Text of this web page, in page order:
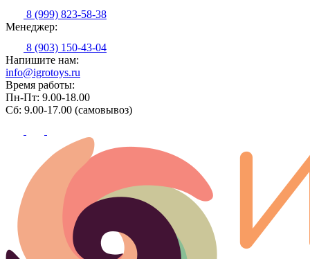
8 (999) 823-58-38
Менеджер:
8 (903) 150-43-04
Напишите нам:
info@igrotoys.ru
Время работы:
Пн-Пт: 9.00-18.00
Сб: 9.00-17.00 (самовывоз)